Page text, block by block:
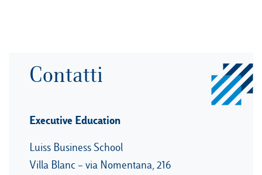
Contatti
Executive Education
Luiss Business School
Villa Blanc – via Nomentana, 216